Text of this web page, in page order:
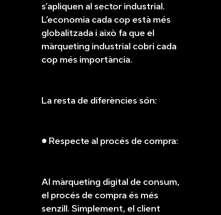
s’apliquen al sector industrial.
L’economia cada cop està més
globalitzada i això fa que el
màrqueting industrial cobri cada
cop més importància.
La resta de diferències són:
● Respecte al procés de compra:
Al màrqueting digital de consum,
el procés de compra és més
senzill. Simplement, el client